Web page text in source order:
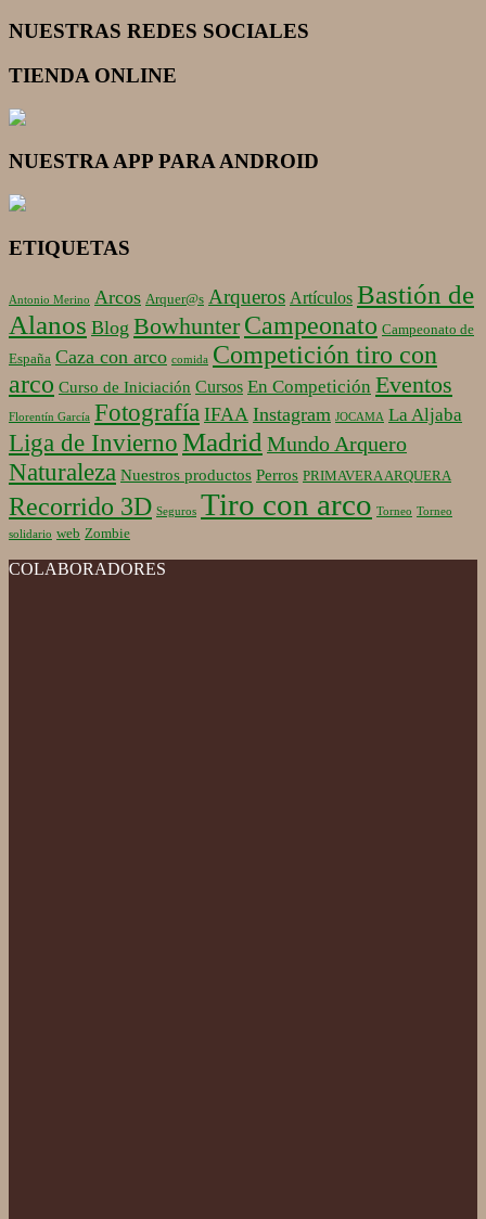
NUESTRAS REDES SOCIALES
TIENDA ONLINE
NUESTRA APP PARA ANDROID
ETIQUETAS
Antonio Merino Arcos Arquer@s Arqueros Artículos Bastión de
Alanos Blog Bowhunter Campeonato Campeonato de
España Caza con arco comida Competición tiro con
arco Curso de Iniciación Cursos En Competición Eventos
Florentín García Fotografía IFAA Instagram JOCAMA La Aljaba
Liga de Invierno Madrid Mundo Arquero
Naturaleza Nuestros productos Perros PRIMAVERA ARQUERA
Recorrido 3D Seguros Tiro con arco Torneo Torneo
solidario web Zombie
COLABORADORES